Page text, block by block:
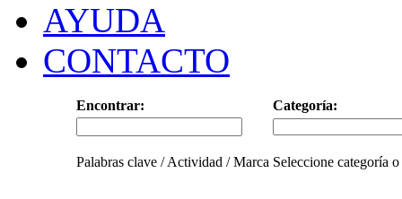
AYUDA
CONTACTO
Encontrar: Categoría:
Palabras clave / Actividad / Marca Seleccione categoría